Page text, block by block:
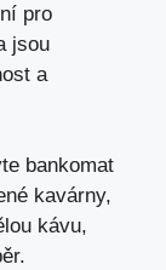
pro
jsou
a
bankomat
kavárny,
kávu,